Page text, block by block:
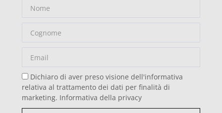
Dichiaro di aver preso visione dell'informativa
relativa al trattamento dei dati per finalità di
marketing. Informativa della privacy